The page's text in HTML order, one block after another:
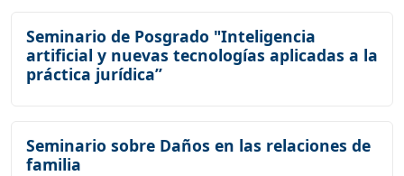
Seminario de Posgrado "Inteligencia
artificial y nuevas tecnologías aplicadas a la
práctica jurídica”
Seminario sobre Daños en las relaciones de
familia